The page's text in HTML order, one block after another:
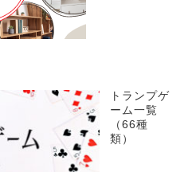
トランプゲ
ーム一覧
（66種
類）